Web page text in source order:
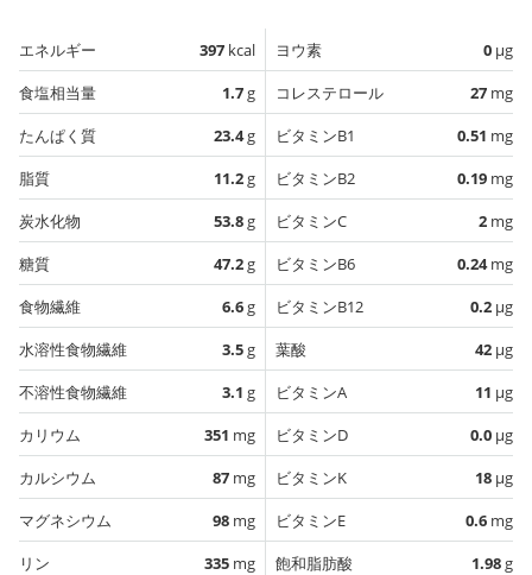
エネルギー 397 kcal
食塩相当量
1.7g
たんぱく質
23.4g
脂質
11.2g
炭水化物
53.8g
糖質
47.2g
食物繊維
6.6g
水溶性食物繊維
3.5g
不溶性食物繊維
3.1 g
カリウム
351 mg
カルシウム
87 mg
マグネシウム
98 mg
リン
335 mg
ヨウ素 0 µg
コレステロール
27 mg
ビタミンB1
0.51 mg
ビタミンB2
0.19 mg
ビタミンC
2 mg
ビタミンB6
0.24mg
ビタミンB12
0.2 µg
葉酸
42 µg
ビタミンA
11 µg
ビタミンD
0.0 µg
ビタミンK
18 µg
ビタミンE
0.6 mg
飽和脂肪酸
1.98g